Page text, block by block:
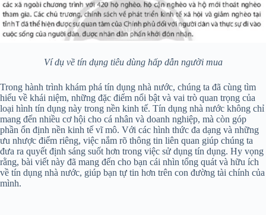
Ví dụ về tín dụng tiêu dùng hấp dẫn người mua
Trong hành trình khám phá tín dụng nhà nước, chúng ta đã cùng tìm
hiểu về khái niệm, những đặc điểm nổi bật và vai trò quan trọng của
loại hình tín dụng này trong nền kinh tế. Tín dụng nhà nước không chỉ
mang đến nhiều cơ hội cho cá nhân và doanh nghiệp, mà còn góp
phần ổn định nền kinh tế vĩ mô. Với các hình thức đa dạng và những
ưu nhược điểm riêng, việc nắm rõ thông tin liên quan giúp chúng ta
đưa ra quyết định sáng suốt hơn trong việc sử dụng tín dụng. Hy vọng
rằng, bài viết này đã mang đến cho bạn cái nhìn tổng quát và hữu ích
về tín dụng nhà nước, giúp bạn tự tin hơn trên con đường tài chính của
mình.